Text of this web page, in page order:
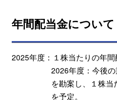
年間配当金について
2025年度：１株当たりの年間
2026年度：今後
を勘案し、１株
を予定。